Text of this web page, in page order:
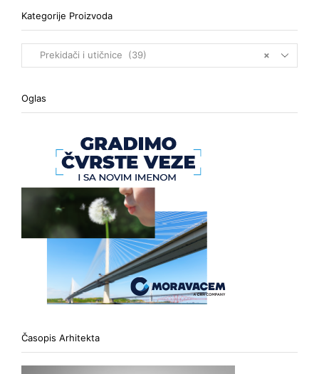
Kategorije Proizvoda
×
Prekidači i utičnice (39)
Oglas
Časopis Arhitekta